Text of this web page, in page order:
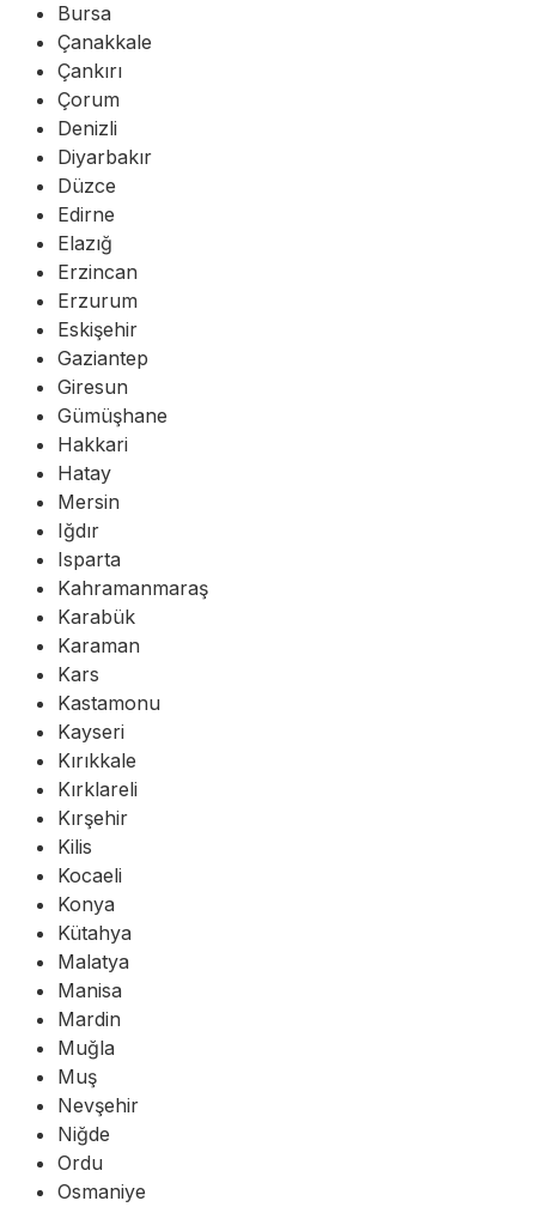
Bursa
Çanakkale
Çankırı
Çorum
Denizli
Diyarbakır
Düzce
Edirne
Elazığ
Erzincan
Erzurum
Eskişehir
Gaziantep
Giresun
Gümüşhane
Hakkari
Hatay
Mersin
Iğdır
Isparta
Kahramanmaraş
Karabük
Karaman
Kars
Kastamonu
Kayseri
Kırıkkale
Kırklareli
Kırşehir
Kilis
Kocaeli
Konya
Kütahya
Malatya
Manisa
Mardin
Muğla
Muş
Nevşehir
Niğde
Ordu
Osmaniye